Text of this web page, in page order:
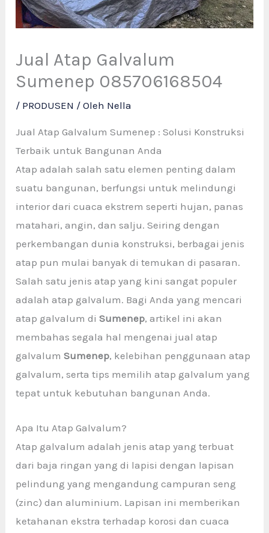
Jual Atap Galvalum
Sumenep 085706168504
/ PRODUSEN / Oleh Nella
Jual Atap Galvalum Sumenep : Solusi Konstruksi
Terbaik untuk Bangunan Anda
Atap adalah salah satu elemen penting dalam
suatu bangunan, berfungsi untuk melindungi
interior dari cuaca ekstrem seperti hujan, panas
matahari, angin, dan salju. Seiring dengan
perkembangan dunia konstruksi, berbagai jenis
atap pun mulai banyak di temukan di pasaran.
Salah satu jenis atap yang kini sangat populer
adalah atap galvalum. Bagi Anda yang mencari
atap galvalum diSumenep, artikel ini akan
membahas segala hal mengenai jual atap
galvalumSumenep, kelebihan penggunaan atap
galvalum, serta tips memilih atap galvalum yang
tepat untuk kebutuhan bangunan Anda.
Apa Itu Atap Galvalum?
Atap galvalum adalah jenis atap yang terbuat
dari baja ringan yang di lapisi dengan lapisan
pelindung yang mengandung campuran seng
(zinc) dan aluminium. Lapisan ini memberikan
ketahanan ekstra terhadap korosi dan cuaca